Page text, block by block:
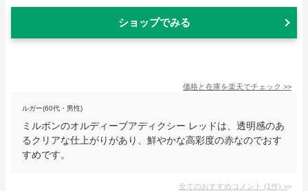
ショップでみる
価格と在庫を楽天でチェック >>
ルガー(60代・男性)
ミルボンのオルディーブアディクシー レッドは、透明感のあ
るクリアな仕上がりがあり、鮮やかな高彩度の赤なのでおす
すめです。
全てのおすすめコメント (1件) >